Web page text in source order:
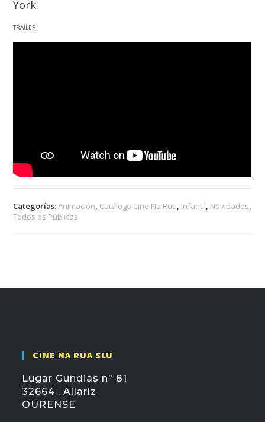
York.
TRAILER:
Categorías:Animación, Catálogo Cine Na Rua, Infantil, Novidades,
Todos os Públicos
CINE NA RUA SLU
Lugar Gundias nº 81
32664 . Allaríz
OURENSE